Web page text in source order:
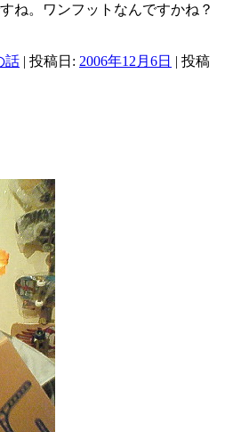
ね。ワンフットなんですかね？
話 | 投稿日: 2006年12月6日 | 投稿